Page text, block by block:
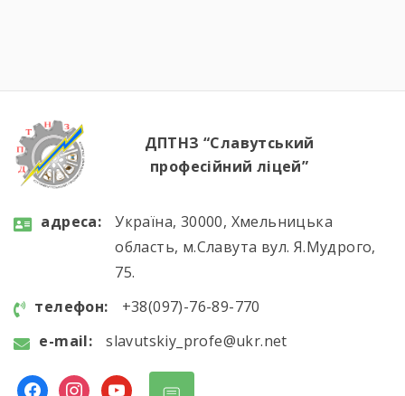
Вітаємо майбутніх кухарів і кондитерів із […]
ДПТНЗ “Славутський
професійний ліцей”
aдресa:
Україна, 30000, Хмельницька
область, м.Славута вул. Я.Мудрого,
75.
телефон:
+38(097)-76-89-770
e-mail:
slavutskiy_profe@ukr.net